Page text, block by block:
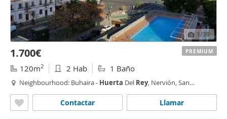
1/39
1.700€
120m2 2 Hab 1 Baño
Neighbourhood: Buhaira - Huerta Del Rey, Nervión, San
Llamar
Contactar
PREMIUM